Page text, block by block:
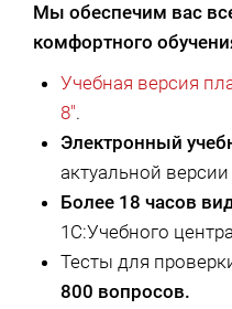
Мы обеспечим вас
комфортного
Учебная версия
8".
Электронный
актуальной
Более 18 часов
1С:Учебного
Тесты для
800 вопросов.